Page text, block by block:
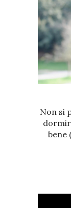
Non si
bene